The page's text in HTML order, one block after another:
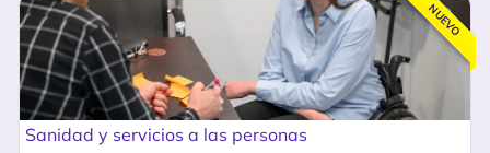
NUEVO
Sanidad y servicios a las personas